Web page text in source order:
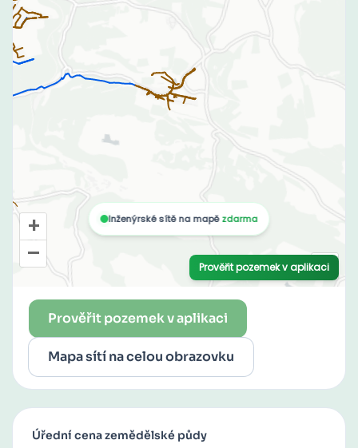
Prověřit pozemek v aplikaci
Mapa sítí na celou obrazovku
Úřední cena zemědělské půdy